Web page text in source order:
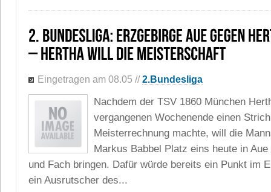
Eingetragen am 08.05 //2.Bundesliga
Nachdem der TSV 1860 München
vergangenen Wochenende einen
Meisterrechnung machte, will die
Markus Babbel Platz eins heute in
und Fach bringen. Dafür würde bereits ein Punkt im
ein Ausrutscher des...